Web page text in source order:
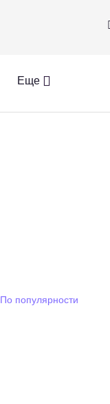
Еще
По популярности